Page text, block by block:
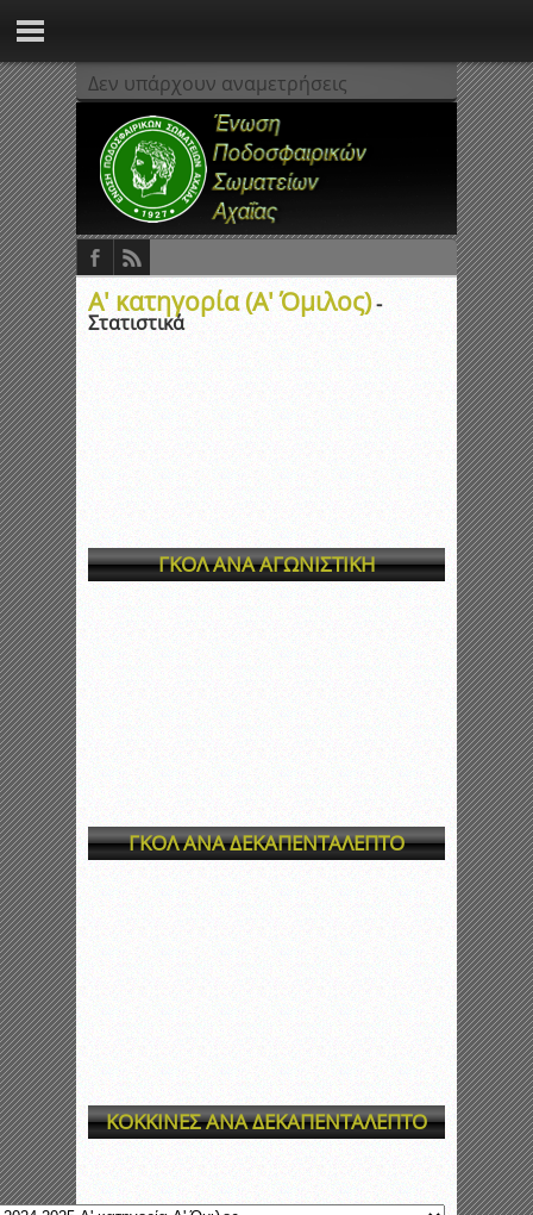
Δεν υπάρχουν αναμετρήσεις
Α' κατηγορία (Α' Όμιλος)-
Στατιστικά
ΓΚΟΛ ΑΝΑ ΑΓΩΝΙΣΤΙΚΗ
ΓΚΟΛ ΑΝΑ ΔΕΚΑΠΕΝΤΑΛΕΠΤΟ
ΚΟΚΚΙΝΕΣ ΑΝΑ ΔΕΚΑΠΕΝΤΑΛΕΠΤΟ